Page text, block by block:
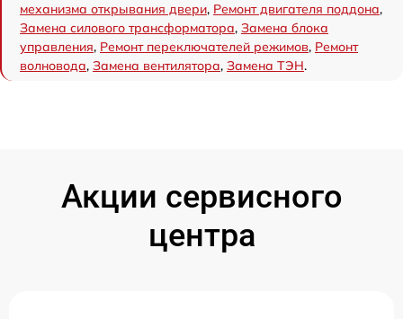
механизма открывания двери, Ремонт двигателя поддона,
Замена силового трансформатора, Замена блока
управления, Ремонт переключателей режимов, Ремонт
волновода, Замена вентилятора, Замена ТЭН.
Акции сервисного
центра